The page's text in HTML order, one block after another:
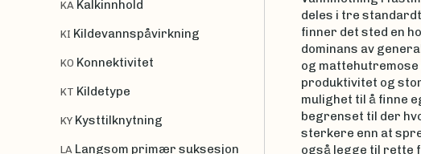
deles i tre
finner det sted en
dominans av
og mattehutremose
produktivitet og
mulighet til å finne
begrenset til der
sterkere enn at
også legge til rette
KA Kalkinnhold
KI Kildevannspåvirkning
KO Konnektivitet
KT Kildetype
KY Kysttilknytning
LA Langsom primær suksesjon